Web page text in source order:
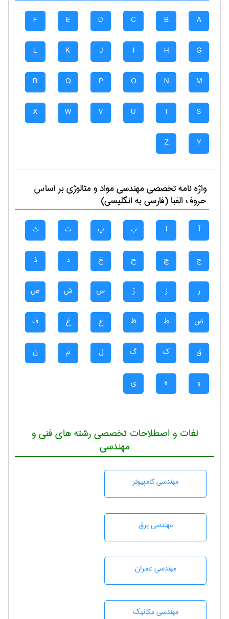
A
B
C
D
E
F
G
H
I
J
K
L
M
N
O
P
Q
R
S
T
U
V
W
X
Y
Z
واژه نامه تخصصیمهندسی مواد و متالوژیبر اساس
حروف الفبا (فارسی به انگلیسی)
آ ا ب پ ت ث
ج چ ح خ د ذ
ر ز ژ س ش ص
ض ط ظ ع غ ف
ق ک گ ل م ن
و ه ی
لغات و اصطلاحات تخصصی رشته های فنی و
مهندسی
مهندسی كامپيوتر
مهندسی برق
مهندسی عمران
مهندسی مکانیک